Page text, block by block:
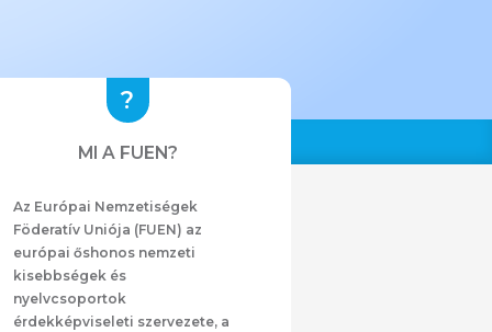
MI A FUEN?
Az Európai Nemzetiségek
Föderatív Uniója (FUEN) az
európai őshonos nemzeti
kisebbségek és
nyelvcsoportok
érdekképviseleti szervezete, a